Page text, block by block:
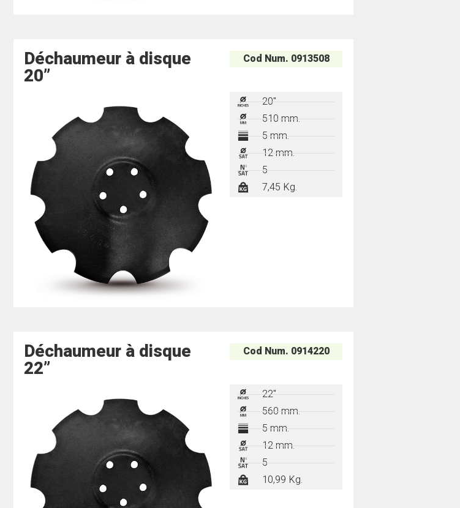
Déchaumeur à disque
20”
Cod Num. 0913508
20"
510 mm.
5 mm.
12 mm.
5
7,45 Kg.
Déchaumeur à disque
22”
Cod Num. 0914220
22"
560 mm.
5 mm.
12 mm.
5
10,99 Kg.